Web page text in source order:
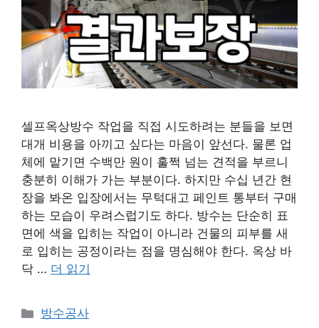
셀프옥상방수 작업을 직접 시도하려는 분들을 보면
대개 비용을 아끼고 싶다는 마음이 앞선다. 물론 업
체에 맡기면 수백만 원이 훌쩍 넘는 견적을 부르니
충분히 이해가 가는 부분이다. 하지만 수십 년간 현
장을 봐온 입장에서는 무턱대고 페인트 통부터 구매
하는 모습이 우려스럽기도 하다. 방수는 단순히 표
면에 색을 입히는 작업이 아니라 건물의 피부를 새
로 입히는 공정이라는 점을 명심해야 한다. 옥상 바
닥 … 더 읽기
카
방수공사